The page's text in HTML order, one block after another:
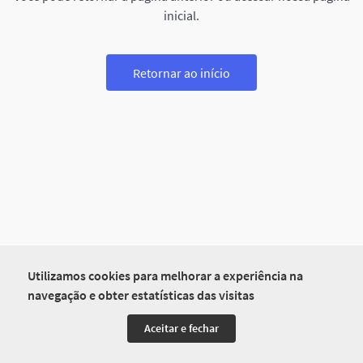
Utilizamos cookies para melhorar a experiência na
navegação e obter estatísticas das visitas
Aceitar e fechar
inicial.
Retornar ao início